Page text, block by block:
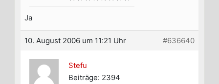
Ja
10. August 2006 um 11:21 Uhr #636640
Stefu
Beiträge: 2394